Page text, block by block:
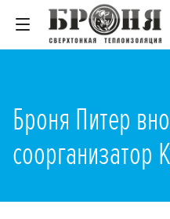
Броня Питер
соорганизатор